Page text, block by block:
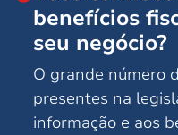
benefícios
seu negócio?
O grande número
presentes na
informação e aos